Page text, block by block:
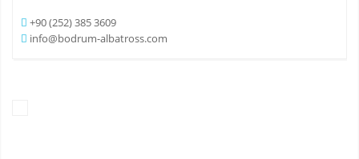
+90 (252) 385 3609
info@bodrum-albatross.com